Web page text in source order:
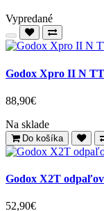
Vypredané
Godox Xpro II N
88,90€
Na sklade
Do košíka
Godox X2T
52,90€